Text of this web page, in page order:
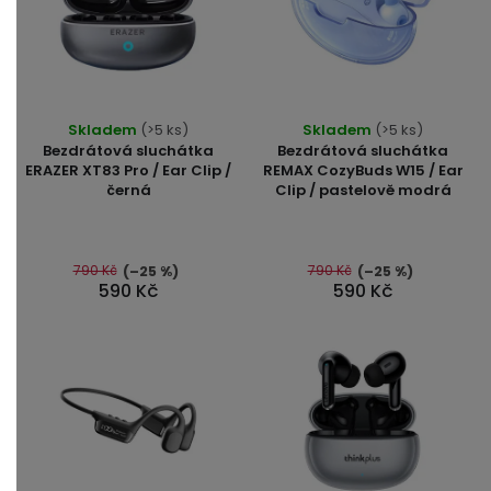
Bezdrátová sluchátka
ERAZER XT83 Pro / Ear Clip /
černá
hodnocení
produktu
je
5
hvězdiček.
Skladem (>5 ks)
590 Kč
790 Kč (–25 %)
Bezdrátová sluchátka
REMAX CozyBuds W15 / Ear
Clip / pastelově modrá
Skladem (>5 ks)
590 Kč
790 Kč (–25 %)